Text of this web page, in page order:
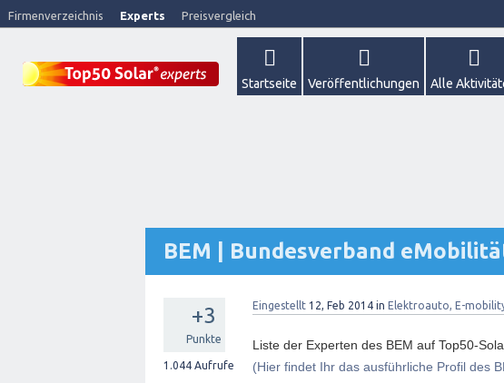
Firmenverzeichnis Experts Preisvergleich
Startseite Veröffentlichungen Alle
BEM | Bundesverband
+3
Punkte
1.044 Aufrufe
Eingestellt 12, Feb 2014 in Elektroauto, E-
Liste der Experten des BEM auf Top50-
(Hier findet Ihr das ausführliche Profil des